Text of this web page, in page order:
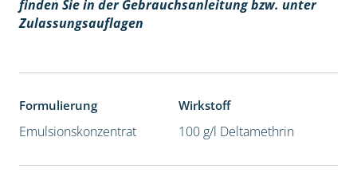
finden Sie in der Gebrauchsanleitung bzw. unter
Zulassungsauflagen
Formulierung
Emulsionskonzentrat
Wirkstoff
100 g/l Deltamethrin